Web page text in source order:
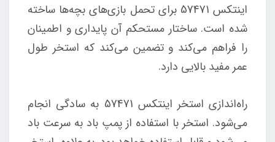
اینتکس 57471 برای تحمل بازی‌های بچه‌ها ساخته
شده است. ساختار مستحکم آن پایداری و اطمینان
را فراهم می‌کند و تضمین می‌کند که استخر طول
عمر مفید بالایی دارد.
راه‌اندازی استخر اینتکس 57471 به سادگی انجام
می‌شود. استخر با استفاده از پمپ باد به سرعت باد